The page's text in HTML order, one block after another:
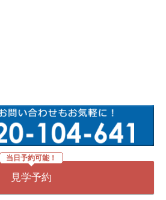
当日予約可能！
見学予約